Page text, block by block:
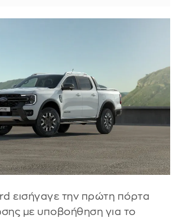
εισήγαγε την πρώτη πόρτα
με υποβοήθηση για το